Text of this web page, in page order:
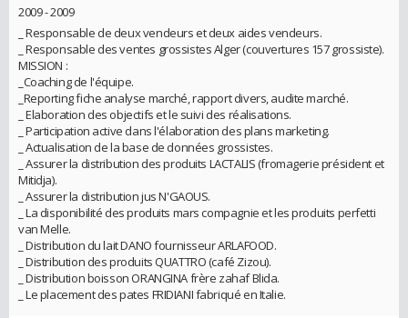
2009 - 2009
_ Responsable de deux vendeurs et deux aides vendeurs.
_ Responsable des ventes grossistes Alger (couvertures 157 grossiste).
MISSION :
_Coaching de l'équipe.
_Reporting fiche analyse marché, rapport divers, audite marché.
_ Elaboration des objectifs et le suivi des réalisations.
_ Participation active dans l'élaboration des plans marketing.
_ Actualisation de la base de données grossistes.
_ Assurer la distribution des produits LACTALIS (fromagerie président et
Mitidja).
_ Assurer la distribution jus N'GAOUS.
_ La disponibilité des produits mars compagnie et les produits perfetti
van Melle.
_ Distribution du lait DANO fournisseur ARLAFOOD.
_ Distribution des produits QUATTRO (café Zizou).
_ Distribution boisson ORANGINA frère zahaf Blida.
_ Le placement des pates FRIDIANI fabriqué en Italie.